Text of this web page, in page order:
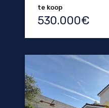
te koop
530.000€